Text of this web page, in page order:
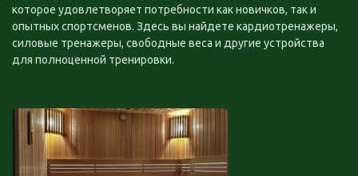
которое удовлетворяет потребности как новичков, так и
опытных спортсменов. Здесь вы найдете кардиотренажеры,
силовые тренажеры, свободные веса и другие устройства
для полноценной тренировки.